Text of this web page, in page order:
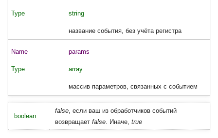
string
название события, без учёта регистра
params
array
массив параметров, связанных с событием
boolean
false , если ваш из обработчиков событий
возвращает false . Иначе, true